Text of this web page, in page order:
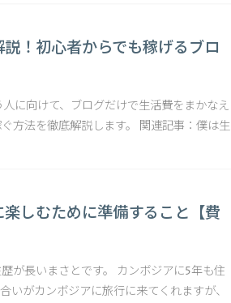
！初心者からでも稼げるブロ
に向けて、ブログだけで生活費をまかなえ
方法を徹底解説します。 関連記事：僕は生
しむために準備すること【費
が長いまさとです。 カンボジアに5年も住
いがカンボジアに旅行に来てくれますが、